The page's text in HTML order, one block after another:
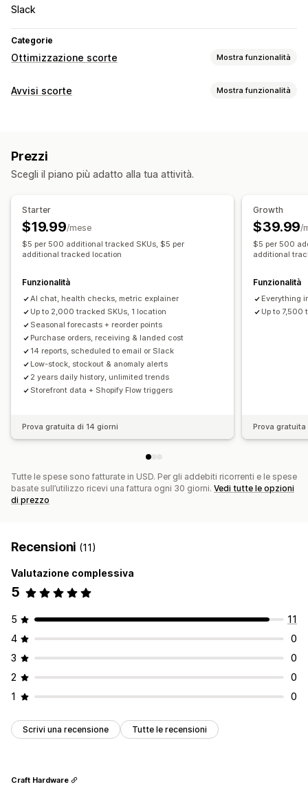
Slack
Categorie
Ottimizzazione scorte Mostra funzionalità
Gestione delle scorte
Importazione ed esportazione
Ottimizzazione tramite IA
Notifiche e analisi
Notifiche di riassortimento
Avvisi "Di nuovo disponibile"
Promemoria per rifornimento Avvisi di scorte ridotte
Notifiche di prodotti esauriti
Avvisi di raggiungimento soglia
Report personalizzati
Dati e statistiche approfonditi Notifiche via email Analisi
Avvisi scorte Mostra funzionalità
Avvisi personalizzati
Analisi e report
Domanda dei clienti Report sulle scorte
Monitoraggio scorte
Prezzi
Scegli il piano più adatto alla tua attività.
Starter
$19.99/mese
$5 per 500 additional tracked SKUs, $5 per
additional tracked location
Funzionalità
AI chat, health checks, metric explainer
Up to 2,000 tracked SKUs, 1 location
Seasonal forecasts + reorder points
Purchase orders, receiving & landed cost
14 reports, scheduled to email or Slack
Low-stock, stockout & anomaly alerts
2 years daily history, unlimited trends
Storefront data + Shopify Flow triggers
Prova gratuita di 14 giorni
Growth
$39.99/
$5 per 500
additional
Funzionalità
Everything
Up to 7,500
Prova
Tutte le spese sono fatturate in USD. Per gli addebiti ricorrenti e le spese
basate sull’utilizzo ricevi una fattura ogni 30 giorni. Vedi tutte le opzioni
di prezzo
Recensioni (11)
Valutazione complessiva
5
5
11
4
0
3
0
2
0
1
0
Scrivi una recensione Tutte le recensioni
Craft Hardware